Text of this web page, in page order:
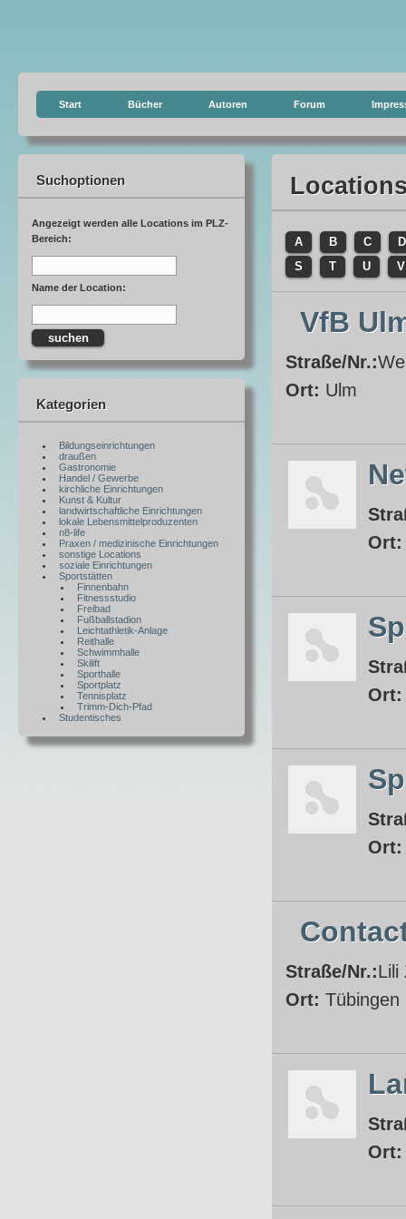
Start Bücher Autoren Forum
Suchoptionen
Angezeigt werden alle Locations im PLZ-
Bereich:
Name der Location:
Kategorien
Bildungseinrichtungen
draußen
Gastronomie
Handel / Gewerbe
kirchliche Einrichtungen
Kunst & Kultur
landwirtschaftliche Einrichtungen
lokale Lebensmittelproduzenten
n8-life
Praxen / medizinische Einrichtungen
sonstige Locations
soziale Einrichtungen
Sportstätten
Finnenbahn
Fitnessstudio
Freibad
Fußballstadion
Leichtathletik-Anlage
Reithalle
Schwimmhalle
Skilift
Sporthalle
Sportplatz
Tennisplatz
Trimm-Dich-Pfad
Studentisches
A B C
D
S
T U V
VfB
Straße/Nr.:
Ort: Ulm
Straße/Nr.:Lili
Ort: Tübingen